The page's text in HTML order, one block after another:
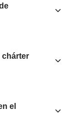
chárter
el